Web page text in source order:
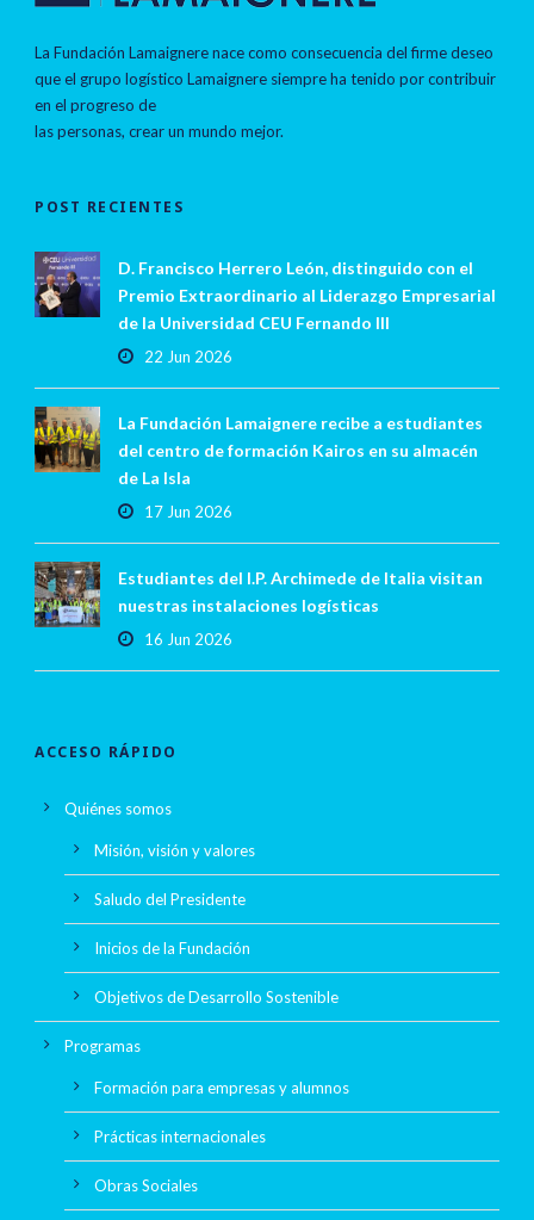
La Fundación Lamaignere nace como consecuencia del firme deseo
que el grupo logístico Lamaignere siempre ha tenido por contribuir
en el progreso de
las personas, crear un mundo mejor.
POST RECIENTES
D. Francisco Herrero León, distinguido con el
Premio Extraordinario al Liderazgo Empresarial
de la Universidad CEU Fernando III
22 Jun 2026
La Fundación Lamaignere recibe a estudiantes
del centro de formación Kairos en su almacén
de La Isla
17 Jun 2026
Estudiantes del I.P. Archimede de Italia visitan
nuestras instalaciones logísticas
16 Jun 2026
ACCESO RÁPIDO
Quiénes somos
Misión, visión y valores
Saludo del Presidente
Inicios de la Fundación
Objetivos de Desarrollo Sostenible
Programas
Formación para empresas y alumnos
Prácticas internacionales
Obras Sociales